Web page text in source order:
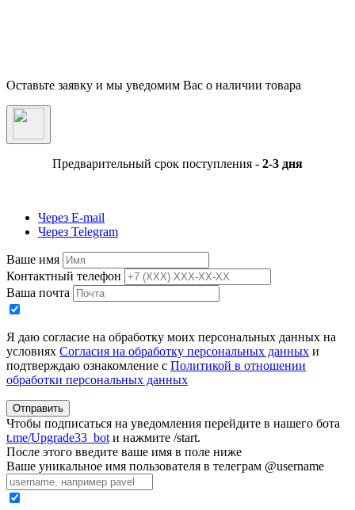
Оставьте заявку и мы уведомим Вас о наличии товара
Предварительный срок поступления - 2-3 дня
Через E-mail
Через Telegram
Ваше имя
Контактный телефон
Ваша почта
Я даю согласие на обработку моих персональных данных на
условиях Согласия на обработку персональных данных и
подтверждаю ознакомление с Политикой в отношении
обработки персональных данных
Отправить
Чтобы подписаться на уведомления перейдите в нашего бота
t.me/Upgrade33_bot и нажмите /start.
После этого введите ваше имя в поле ниже
Ваше уникальное имя пользователя в телеграм @username